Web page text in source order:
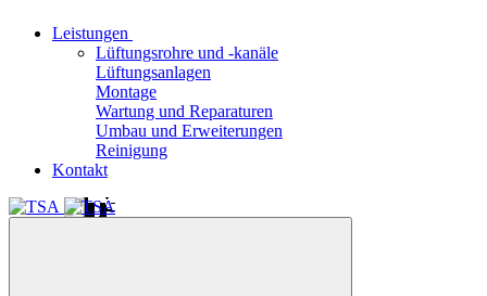
Leistungen
Lüftungsrohre und -kanäle
Lüftungsanlagen
Montage
Wartung und Reparaturen
Umbau und Erweiterungen
Reinigung
Kontakt